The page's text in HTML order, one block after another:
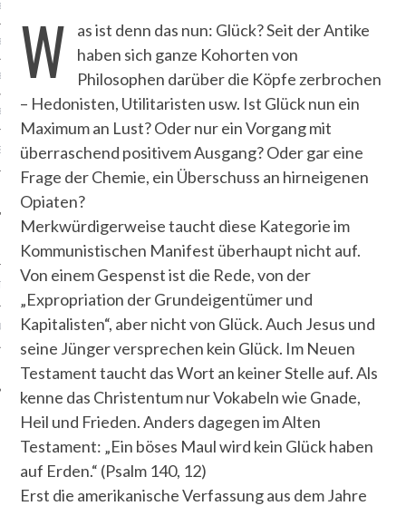
#4
#3
#2
#1
W
as ist denn das nun: Glück? Seit der Antike
haben sich ganze Kohorten von
Philosophen darüber die Köpfe zerbrochen
– Hedonisten, Utilitaristen usw. Ist Glück nun ein
Maximum an Lust? Oder nur ein Vorgang mit
überraschend positivem Ausgang? Oder gar eine
Frage der Chemie, ein Überschuss an hirneigenen
Opiaten?
Merkwürdigerweise taucht diese Kategorie im
Kommunistischen Manifest überhaupt nicht auf.
Von einem Gespenst ist die Rede, von der
„Expropriation der Grundeigentümer und
Kapitalisten“, aber nicht von Glück. Auch Jesus und
seine Jünger versprechen kein Glück. Im Neuen
Testament taucht das Wort an keiner Stelle auf. Als
kenne das Christentum nur Vokabeln wie Gnade,
Heil und Frieden. Anders dagegen im Alten
Testament: „Ein böses Maul wird kein Glück haben
auf Erden.“ (Psalm 140, 12)
Erst die amerikanische Verfassung aus dem Jahre